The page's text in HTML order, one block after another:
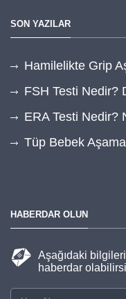
SON YAZILAR
Hamilelikte Grip
FSH Testi Nedir?
ERA Testi Nedir?
Tüp Bebek
HABERDAR OLUN
Aşağıdaki
haberdar